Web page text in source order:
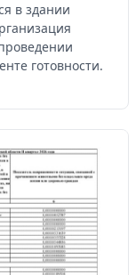
в здании
готовности.